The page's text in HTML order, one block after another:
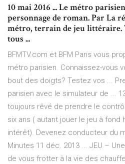
10 mai 2016 ... Le métro
personnage de roman. Par La
métro, terrain de jeu littéraire.
tous ...
BFMTV.com et BFM Paris vous
métro parisien. Connaissez-vous
bout des doigts? Testez vos ...
parisien avec le simulateur de ...
toujours rêvé de prendre le
six ans ( autant jouer le jeu à fond
intérêt). Devenez conducteur du
Minutes 11 déc. 2013 ... JEU –
de vous frotter à la vie des